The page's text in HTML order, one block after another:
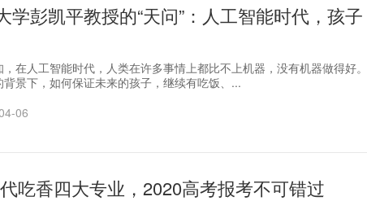
学彭凯平教授的“天问”：人工智能时代，孩子
在人工智能时代，人类在许多事情上都比不上机器，没有机器做得好。
背景下，如何保证未来的孩子，继续有吃饭、...
06
吃香四大专业，2020高考报考不可错过